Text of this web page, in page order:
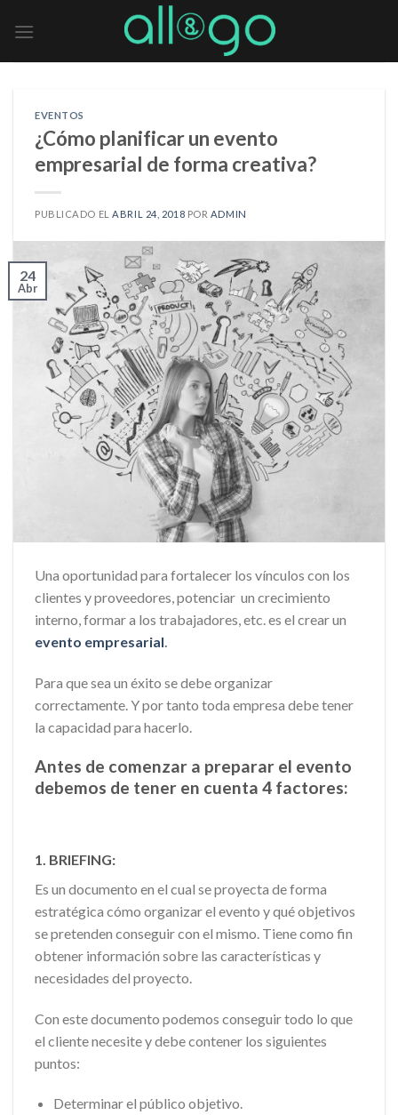
EVENTOS
¿Cómo planificar un evento
empresarial de forma creativa?
PUBLICADO EL ABRIL 24, 2018 POR ADMIN
24
Abr
Una oportunidad para fortalecer los vínculos con los
clientes y proveedores, potenciar un crecimiento
interno, formar a los trabajadores, etc. es el crear un
evento empresarial
Para que sea un éxito se debe organizar
correctamente. Y por tanto toda empresa debe tener
la capacidad para hacerlo.
Antes de comenzar a preparar el evento
debemos de tener en cuenta 4 factores:
1. BRIEFING:
Es un documento en el cual se proyecta de forma
estratégica cómo organizar el evento y qué objetivos
se pretenden conseguir con el mismo. Tiene como fin
obtener información sobre las características y
necesidades del proyecto.
Con este documento podemos conseguir todo lo que
el cliente necesite y debe contener los siguientes
puntos:
Determinar el público objetivo.